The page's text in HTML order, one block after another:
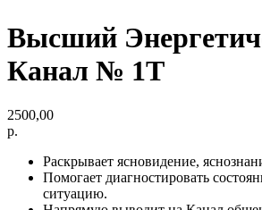
Высший
Канал № 1Т
2500,00
р.
Раскрывает ясновидение,
Помогает диагностировать
ситуацию.